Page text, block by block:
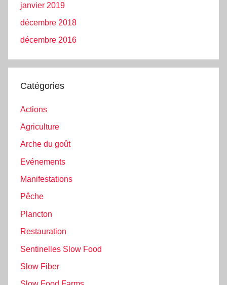
janvier 2019
décembre 2018
décembre 2016
Catégories
Actions
Agriculture
Arche du goût
Evénements
Manifestations
Pêche
Plancton
Restauration
Sentinelles Slow Food
Slow Fiber